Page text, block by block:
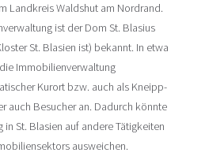
Landkreis Waldshut am Nordrand.
ist der Dom St. Blasius
St. Blasien ist) bekannt. In etwa
Immobilienverwaltung
Kurort bzw. auch als Kneipp-
auch Besucher an. Dadurch könnte
St. Blasien auf andere Tätigkeiten
ausweichen.